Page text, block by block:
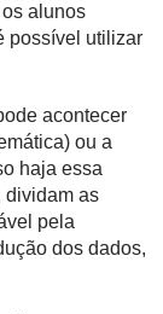
alunos
possível utilizar
acontecer
ou a
haja essa
dividam as
pela
dos dados,